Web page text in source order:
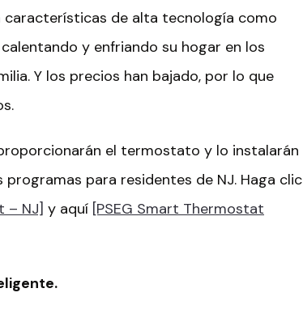
de alta tecnología como
y enfriando su hogar en los
Y los precios han bajado, por lo que
el termostato y lo instalarán
para residentes de NJ. Haga clic
– NJ] y aquí [PSEG Smart Thermostat